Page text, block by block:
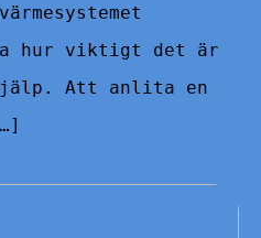
hur viktigt det är
Att anlita en